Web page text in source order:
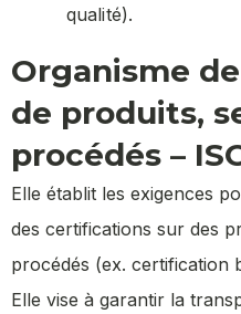
qualité).
Organisme
de produits,
procédés –
Elle établit les exigences
des certifications sur des
procédés (ex. certification
Elle vise à garantir la